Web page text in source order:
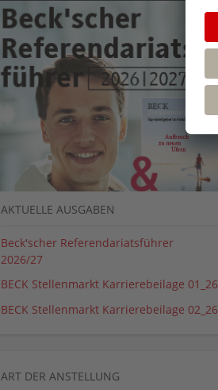
AKTUELLE AUSGABEN
Beck'scher Referendariatsführer
2026/27
BECK Stellenmarkt Karrierebeilage 01_26
BECK Stellenmarkt Karrierebeilage 02_26
ART DER ANSTELLUNG